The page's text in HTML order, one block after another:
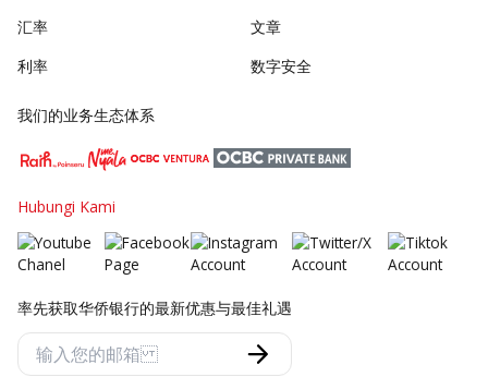
汇率
利率
文章
数字安全
我们的业务生态体系
Hubungi Kami
率先获取华侨银行的最新优惠与最佳礼遇